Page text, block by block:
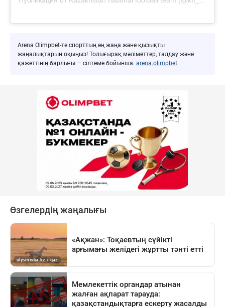
Arena Olimpbet-те спорттың ең жаңа және қызықты
жаңалықтарын оқыңыз! Толығырақ мәліметтер, талдау және
қажеттінің барлығы — сілтеме бойынша: arena.olimpbet